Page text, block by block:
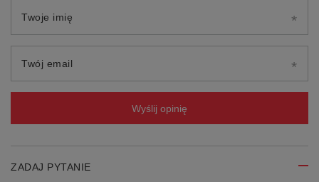
Twoje imię
Twój email
Wyślij opinię
ZADAJ PYTANIE